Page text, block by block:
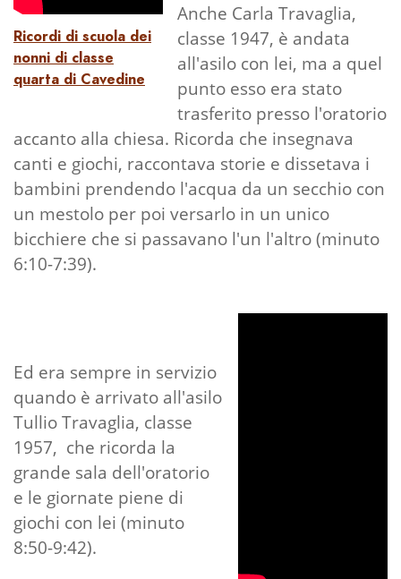
Ricordi di scuola dei
nonni di classe
quarta di Cavedine
Anche Carla Travaglia,
classe 1947, è andata
all'asilo con lei, ma a quel
punto esso era stato
trasferito presso l'oratorio
accanto alla chiesa. Ricorda che insegnava
canti e giochi, raccontava storie e dissetava i
bambini prendendo l'acqua da un secchio con
un mestolo per poi versarlo in un unico
bicchiere che si passavano l'un l'altro (minuto
6:10-7:39).
Ed era sempre in servizio
quando è arrivato all'asilo
Tullio Travaglia, classe
1957, che ricorda la
grande sala dell'oratorio
e le giornate piene di
giochi con lei (minuto
8:50-9:42).